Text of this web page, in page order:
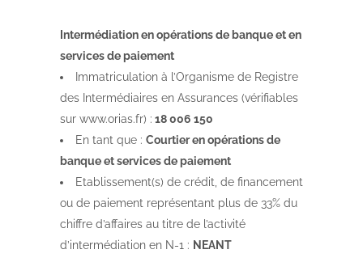
Intermédiation en opérations de banque et en
services de paiement
Immatriculation à l’Organisme de Registre
des Intermédiaires en Assurances (vérifiables
sur www.orias.fr) : 18 006 150
En tant que : Courtier en opérations de
banque et services de paiement
Etablissement(s) de crédit, de financement
ou de paiement représentant plus de 33% du
chiffre d’affaires au titre de l’activité
d’intermédiation en N-1 : NEANT